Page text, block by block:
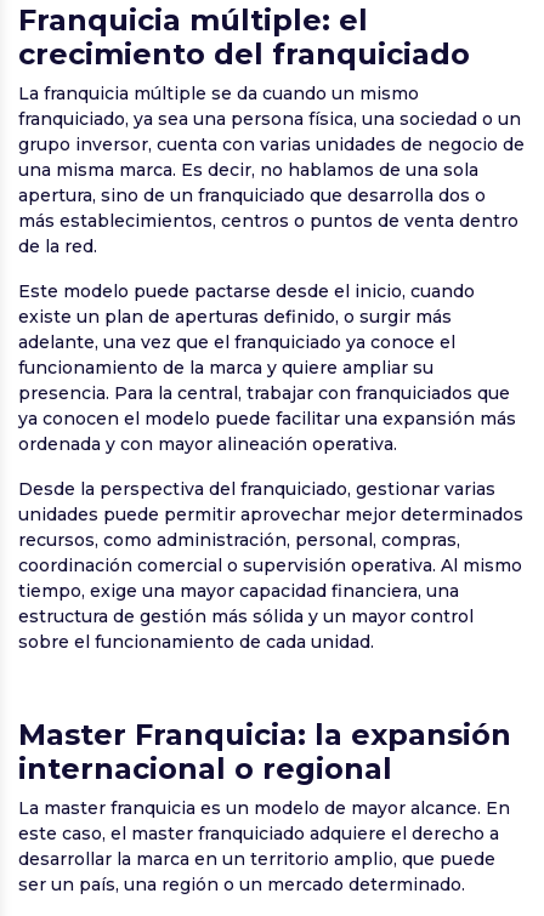
Franquicia múltiple: el
crecimiento del franquiciado
La franquicia múltiple se da cuando un mismo
franquiciado, ya sea una persona física, una sociedad o un
grupo inversor, cuenta con varias unidades de negocio de
una misma marca. Es decir, no hablamos de una sola
apertura, sino de un franquiciado que desarrolla dos o
más establecimientos, centros o puntos de venta dentro
de la red.
Este modelo puede pactarse desde el inicio, cuando
existe un plan de aperturas definido, o surgir más
adelante, una vez que el franquiciado ya conoce el
funcionamiento de la marca y quiere ampliar su
presencia. Para la central, trabajar con franquiciados que
ya conocen el modelo puede facilitar una expansión más
ordenada y con mayor alineación operativa.
Desde la perspectiva del franquiciado, gestionar varias
unidades puede permitir aprovechar mejor determinados
recursos, como administración, personal, compras,
coordinación comercial o supervisión operativa. Al mismo
tiempo, exige una mayor capacidad financiera, una
estructura de gestión más sólida y un mayor control
sobre el funcionamiento de cada unidad.
Master Franquicia: la expansión
internacional o regional
La master franquicia es un modelo de mayor alcance. En
este caso, el master franquiciado adquiere el derecho a
desarrollar la marca en un territorio amplio, que puede
ser un país, una región o un mercado determinado.